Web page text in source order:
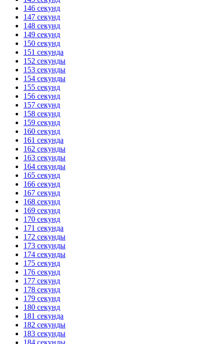
146 секунд
147 секунд
148 секунд
149 секунд
150 секунд
151 секунда
152 секунды
153 секунды
154 секунды
155 секунд
156 секунд
157 секунд
158 секунд
159 секунд
160 секунд
161 секунда
162 секунды
163 секунды
164 секунды
165 секунд
166 секунд
167 секунд
168 секунд
169 секунд
170 секунд
171 секунда
172 секунды
173 секунды
174 секунды
175 секунд
176 секунд
177 секунд
178 секунд
179 секунд
180 секунд
181 секунда
182 секунды
183 секунды